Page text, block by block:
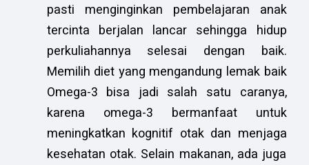
pasti menginginkan pembelajaran anak
tercinta berjalan lancar sehingga hidup
perkuliahannya selesai dengan baik.
Memilih diet yang mengandung lemak baik
Omega-3 bisa jadi salah satu caranya,
karena omega-3 bermanfaat untuk
meningkatkan kognitif otak dan menjaga
kesehatan otak. Selain makanan, ada juga